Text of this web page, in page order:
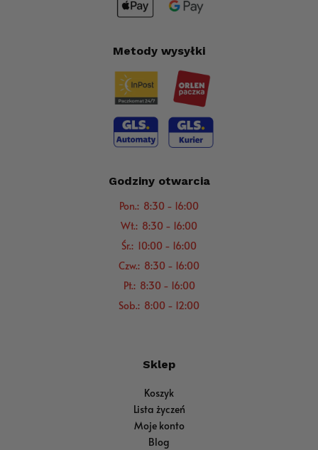
Metody wysyłki
Godziny otwarcia
Pon.: 8:30 - 16:00
Wt.: 8:30 - 16:00
Śr.: 10:00 - 16:00
Czw.: 8:30 - 16:00
Pt.: 8:30 - 16:00
Sob.: 8:00 - 12:00
Sklep
Koszyk
Lista życzeń
Moje konto
Blog